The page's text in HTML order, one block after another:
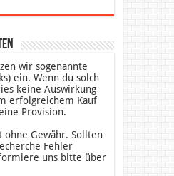
wir sogenannte
ein. Wenn du solch
keine Auswirkung
erfolgreichem Kauf
Provision.
ohne Gewähr. Sollten
Fehler
uns bitte über